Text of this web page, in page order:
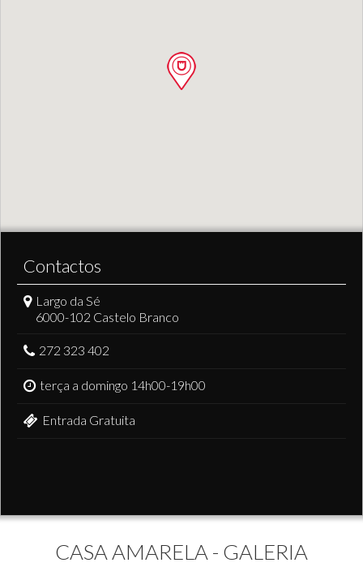
Contactos
Largo da Sé
6000-102 Castelo Branco
272 323 402
terça a domingo 14h00-19h00
Entrada Gratuita
CASA AMARELA - GALERIA